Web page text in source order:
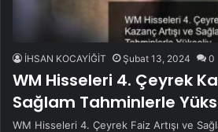
İHSAN KOCAYİĞİT Şubat 13, 2024 0
WM Hisseleri 4. Çeyrek
Sağlam Tahminlerle
WM Hisseleri 4. Çeyrek Faiz Artışı ve